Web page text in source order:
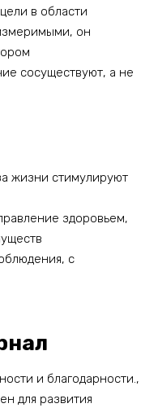
в области
он
сосуществуют, а не
жизни стимулируют
здоровьем,
с
и благодарности.,
для развития